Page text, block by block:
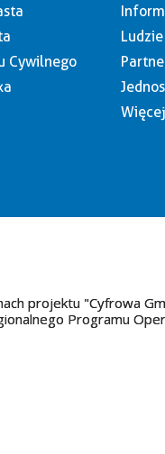
Cywilnego
projektu "Cyfrowa
Programu